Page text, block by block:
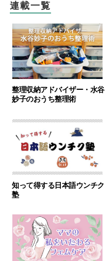
連載一覧
整理収納アドバイザー・水谷
妙子のおうち整理術
知って得する日本語ウンチク
塾